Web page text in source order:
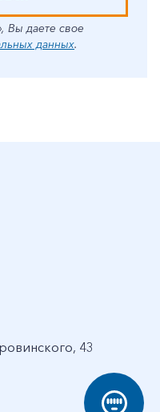
Вы даете свое
данных.
43